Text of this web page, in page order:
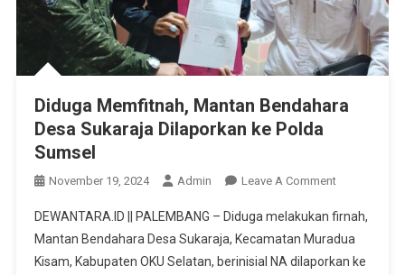
Diduga Memfitnah, Mantan Bendahara
Desa Sukaraja Dilaporkan ke Polda
Sumsel
November 19, 2024 Admin Leave A CommentOn
Memfitnah,
Mantan
Bendahara
DEWANTARA.ID || PALEMBANG – Diduga melakukan firnah,
Mantan Bendahara Desa Sukaraja, Kecamatan Muradua
Kisam, Kabupaten OKU Selatan, berinisial NA dilaporkan ke